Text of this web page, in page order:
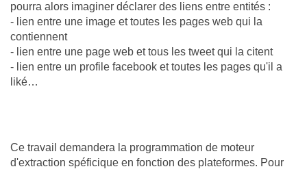
pourra alors imaginer déclarer des liens entre entités :
- lien entre une image et toutes les pages web qui la
contiennent
- lien entre une page web et tous les tweet qui la citent
- lien entre un profile facebook et toutes les pages qu'il a
liké…
Ce travail demandera la programmation de moteur
d'extraction spéficique en fonction des plateformes. Pour